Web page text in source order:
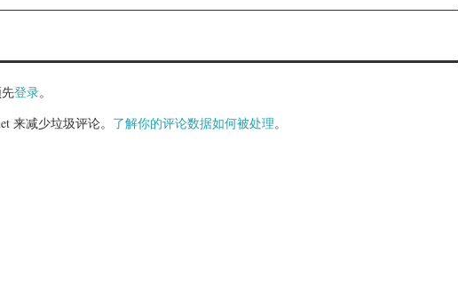
登录。
来减少垃圾评论。 了解你的评论数据如何被处理。